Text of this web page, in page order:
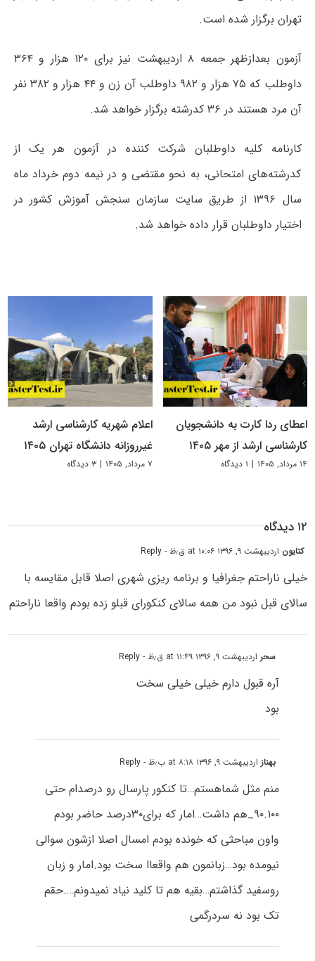
تهران برگزار شده است.
آزمون بعدازظهر جمعه ۸ اردیبهشت نیز برای ۱۲۰ هزار و ۳۶۴
داوطلب که ۷۵ هزار و ۹۸۲ داوطلب آن زن و ۴۴ هزار و ۳۸۲ نفر
آن مرد هستند در ۳۶ کدرشته برگزار خواهد شد.
کارنامه کلیه‌ داوطلبان‌ شرکت‌ کننده‌ در آزمون‌ هر یک‌ از
کدرشته‌های‌ امتحانی‌، به نحو مقتضی و در نیمه دوم خرداد ماه
سال ۱۳۹۶ از طریق سایت سازمان سنجش آموزش کشور در
اختیار داوطلبان قرار داده‌ خواهد شد.
اعطای ردا کارت به دانشجویان
کارشناسی ارشد از مهر ۱۴۰۵
۱۴ مرداد, ۱۴۰۵ | ۱ دیدگاه
اعلام شهریه کارشناسی ارشد
غیرروزانه دانشگاه تهران ۱۴۰۵
۷ مرداد, ۱۴۰۵ | ۳ دیدگاه
۱۲ دیدگاه
کتایون اردیبهشت ۹, ۱۳۹۶ at ۱۰:۰۶ ق٫ظ - Reply
خیلی ناراحتم جغرافیا و برنامه ریزی شهری اصلا قابل مقایسه با
سالای قبل نبود من همه سالای کنکورای قبلو زده بودم واقعا ناراحتم
سحر اردیبهشت ۹, ۱۳۹۶ at ۱۱:۴۹ ق٫ظ - Reply
آره قبول دارم خیلی خیلی سخت
بود
بهناز اردیبهشت ۹, ۱۳۹۶ at ۸:۱۸ ب٫ظ - Reply
منم مثل شماهستم…تا کنکور پارسال رو درصدام حتی
۹۰.۱۰۰_هم داشت…امار که برای۳۰درصد حاضر بودم
و‌اون مباحثی که خونده بودم امسال اصلا ازشون سوالی
نیومده بود…زبانمون هم واقعاا سخت بود.امار و زبان
روسفید گذاشتم…بقیه هم تا کلید نیاد نمیدونم….حقم
تک بود نه سردرگمی